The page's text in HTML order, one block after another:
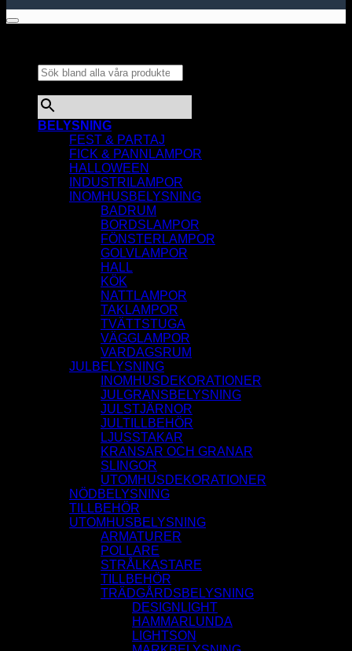
BELYSNING
FEST & PARTAJ
FICK & PANNLAMPOR
HALLOWEEN
INDUSTRILAMPOR
INOMHUSBELYSNING
BADRUM
BORDSLAMPOR
FÖNSTERLAMPOR
GOLVLAMPOR
HALL
KÖK
NATTLAMPOR
TAKLAMPOR
TVÄTTSTUGA
VÄGGLAMPOR
VARDAGSRUM
JULBELYSNING
INOMHUSDEKORATIONER
JULGRANSBELYSNING
JULSTJÄRNOR
JULTILLBEHÖR
LJUSSTAKAR
KRANSAR OCH GRANAR
SLINGOR
UTOMHUSDEKORATIONER
NÖDBELYSNING
TILLBEHÖR
UTOMHUSBELYSNING
ARMATURER
POLLARE
STRÅLKASTARE
TILLBEHÖR
TRÄDGÅRDSBELYSNING
DESIGNLIGHT
HAMMARLUNDA
LIGHTSON